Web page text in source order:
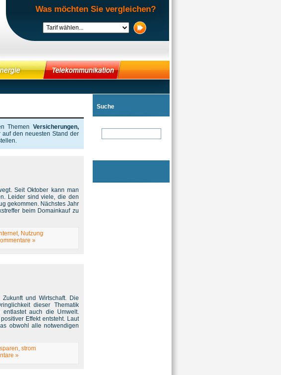
Was möchten Sie vergleichen?
Themen Versicherungen,
den neuesten Stand der
Seit Oktober kann man
Leider sind viele, die den
gekommen. Nächstes Jahr
beim Domainkauf zu
, Nutzung
»
und Wirtschaft. Die
dieser Thematik
auch die Umwelt.
Effekt entsteht. Laut
obwohl alle notwendigen
sparen, strom
»
Suche